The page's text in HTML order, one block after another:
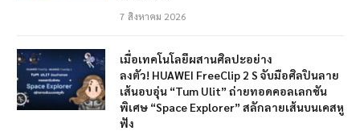
7 สิงหาคม 2026
เมื่อเทคโนโลยีผสานศิลปะอย่าง
ลงตัว! HUAWEI FreeClip 2 S จับมือศิลปินลาย
เส้นอบอุ่น “Tum Ulit” ถ่ายทอดคอลเลกชัน
พิเศษ “Space Explorer” สลักลายเส้นบนเคสหู
ฟัง